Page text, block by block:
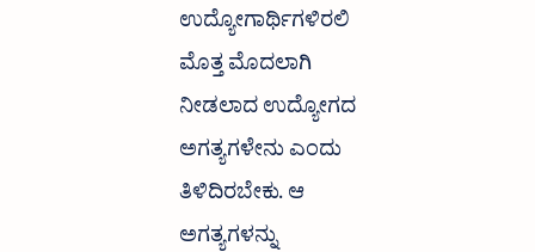
ಉದ್ಯೋಗಾರ್ಥಿಗಳಿರಲಿ
ಮೊತ್ತ ಮೊದಲಾಗಿ
ನೀಡಲಾದ ಉದ್ಯೋಗದ
ಅಗತ್ಯಗಳೇನು ಎಂದು
ತಿಳಿದಿರಬೇಕು. ಆ
ಅಗತ್ಯಗಳನ್ನು